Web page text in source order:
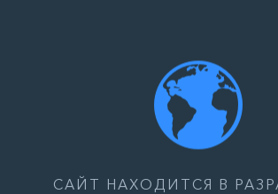
САЙТ НАХОДИТСЯ В